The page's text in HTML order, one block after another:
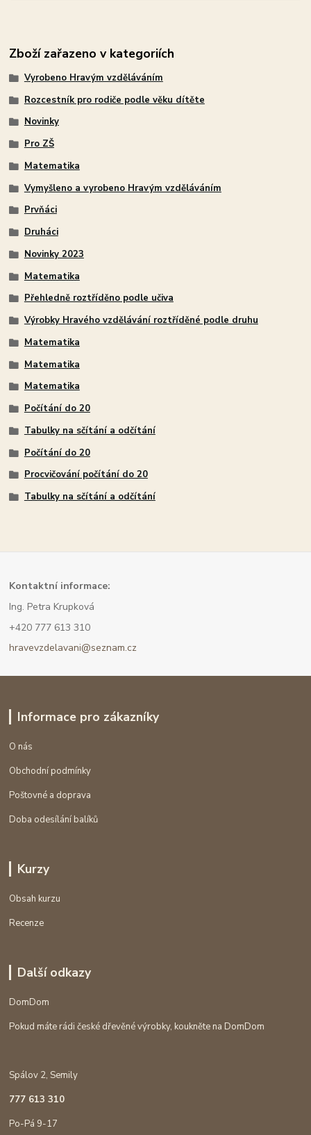
Zboží zařazeno v kategoriích
Vyrobeno Hravým vzděláváním
Rozcestník pro rodiče podle věku dítěte
Novinky
Pro ZŠ
Matematika
Vymyšleno a vyrobeno Hravým vzděláváním
Prvňáci
Druháci
Novinky 2023
Matematika
Přehledně roztříděno podle učiva
Výrobky Hravého vzdělávání roztříděné podle druhu
Matematika
Matematika
Matematika
Počítání do 20
Tabulky na sčítání a odčítání
Počítání do 20
Procvičování počítání do 20
Tabulky na sčítání a odčítání
Kontaktní informace:
Ing. Petra Krupková
+420 777 613 310
hravevzdelavani@seznam.cz
Informace pro zákazníky
O nás
Obchodní podmínky
Poštovné a doprava
Doba odesílání balíků
Kurzy
Obsah kurzu
Recenze
Další odkazy
DomDom
Pokud máte rádi české dřevěné výrobky, koukněte na DomDom
Spálov 2, Semily
777 613 310
Po-Pá 9-17